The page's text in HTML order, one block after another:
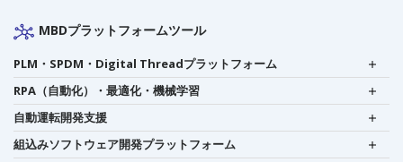
MBDプラットフォームツール
PLM・SPDM・Digital Threadプラットフォーム
RPA（自動化）・最適化・機械学習
自動運転開発支援
組込みソフトウェア開発プラットフォーム